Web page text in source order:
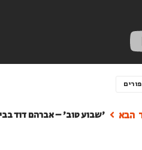
פורים
'שבוע טוב' – אברהם דוד